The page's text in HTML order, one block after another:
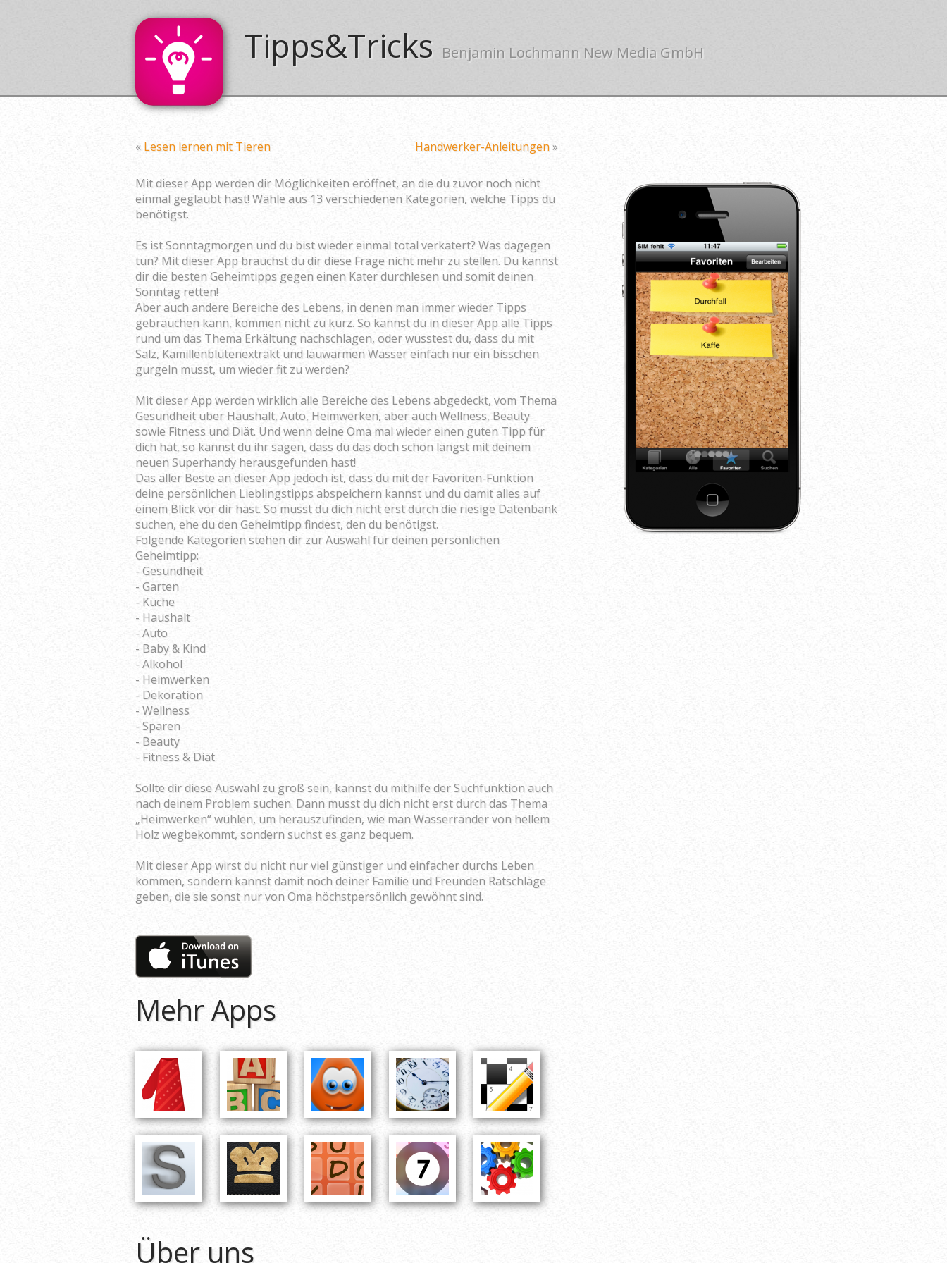
Tipps&Tricks Benjamin Lochmann New Media GmbH
« Lesen lernen mit Tieren Handwerker-Anleitungen»
Mit dieser App werden dir Möglichkeiten eröffnet, an die du zuvor noch nicht
einmal geglaubt hast! Wähle aus 13 verschiedenen Kategorien, welche Tipps du
benötigst.
Es ist Sonntagmorgen und du bist wieder einmal total verkatert? Was dagegen
tun? Mit dieser App brauchst du dir diese Frage nicht mehr zu stellen. Du kannst
dir die besten Geheimtipps gegen einen Kater durchlesen und somit deinen
Sonntag retten!
Aber auch andere Bereiche des Lebens, in denen man immer wieder Tipps
gebrauchen kann, kommen nicht zu kurz. So kannst du in dieser App alle Tipps
rund um das Thema Erkältung nachschlagen, oder wusstest du, dass du mit
Salz, Kamillenblütenextrakt und lauwarmen Wasser einfach nur ein bisschen
gurgeln musst, um wieder fit zu werden?
Mit dieser App werden wirklich alle Bereiche des Lebens abgedeckt, vom Thema
Gesundheit über Haushalt, Auto, Heimwerken, aber auch Wellness, Beauty
sowie Fitness und Diät. Und wenn deine Oma mal wieder einen guten Tipp für
dich hat, so kannst du ihr sagen, dass du das doch schon längst mit deinem
neuen Superhandy herausgefunden hast!
Das aller Beste an dieser App jedoch ist, dass du mit der Favoriten-Funktion
deine persönlichen Lieblingstipps abspeichern kannst und du damit alles auf
einem Blick vor dir hast. So musst du dich nicht erst durch die riesige Datenbank
suchen, ehe du den Geheimtipp findest, den du benötigst.
Folgende Kategorien stehen dir zur Auswahl für deinen persönlichen
Geheimtipp:
- Gesundheit
- Garten
- Küche
- Haushalt
- Auto
- Baby & Kind
- Alkohol
- Heimwerken
- Dekoration
- Wellness
- Sparen
- Beauty
- Fitness & Diät
Sollte dir diese Auswahl zu groß sein, kannst du mithilfe der Suchfunktion auch
nach deinem Problem suchen. Dann musst du dich nicht erst durch das Thema
„Heimwerken“ wühlen, um herauszufinden, wie man Wasserränder von hellem
Holz wegbekommt, sondern suchst es ganz bequem.
Mit dieser App wirst du nicht nur viel günstiger und einfacher durchs Leben
kommen, sondern kannst damit noch deiner Familie und Freunden Ratschläge
geben, die sie sonst nur von Oma höchstpersönlich gewöhnt sind.
Mehr Apps
Über uns